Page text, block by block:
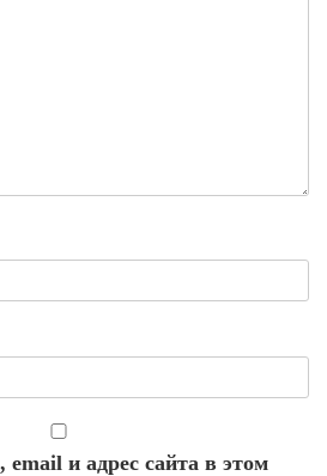
и адрес сайта в этом